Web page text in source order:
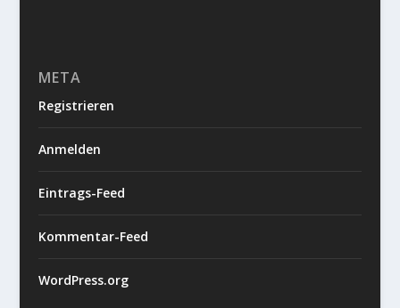
META
Registrieren
Anmelden
Eintrags-Feed
Kommentar-Feed
WordPress.org